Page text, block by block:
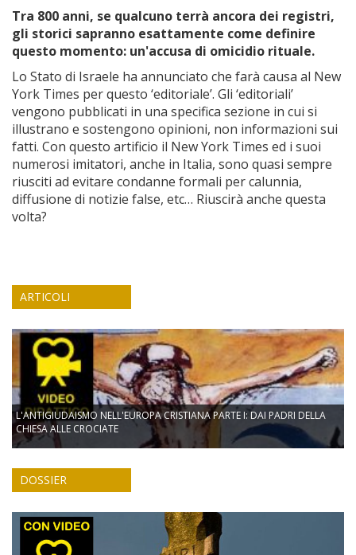
Tra 800 anni, se qualcuno terrà ancora dei registri,
gli storici sapranno esattamente come definire
questo momento: un'accusa di omicidio rituale.
Lo Stato di Israele ha annunciato che farà causa al New
York Times per questo ‘editoriale’. Gli ‘editoriali’
vengono pubblicati in una specifica sezione in cui si
illustrano e sostengono opinioni, non informazioni sui
fatti. Con questo artificio il New York Times ed i suoi
numerosi imitatori, anche in Italia, sono quasi sempre
riusciti ad evitare condanne formali per calunnia,
diffusione di notizie false, etc… Riuscirà anche questa
volta?
ARTICOLI
L'ANTIGIUDAISMO NELL'EUROPA CRISTIANA PARTE I: DAI PADRI DELLA
CHIESA ALLE CROCIATE
DOSSIER